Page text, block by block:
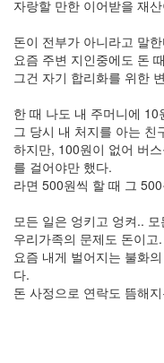
자랑할 만한 이어받을 재
돈이 전부가 아니라고 말
요즘 주변 지인중에도 돈
그건 자기 합리화를 위한
한 때 나도 내 주머니에
그 당시 내 처지를 아는 친
하지만, 100원이 없어 버
를 걸어야만 했다.
라면 500원씩 할 때 그
모든 일은 엉키고 엉켜..
우리가족의 문제도 돈이고.
요즘 내게 벌어지는 불화
다.
돈 사정으로 연락도 뜸해
2007
년
8
월
3
2007
년
9
월
5
2007
10
월
5
2007
년